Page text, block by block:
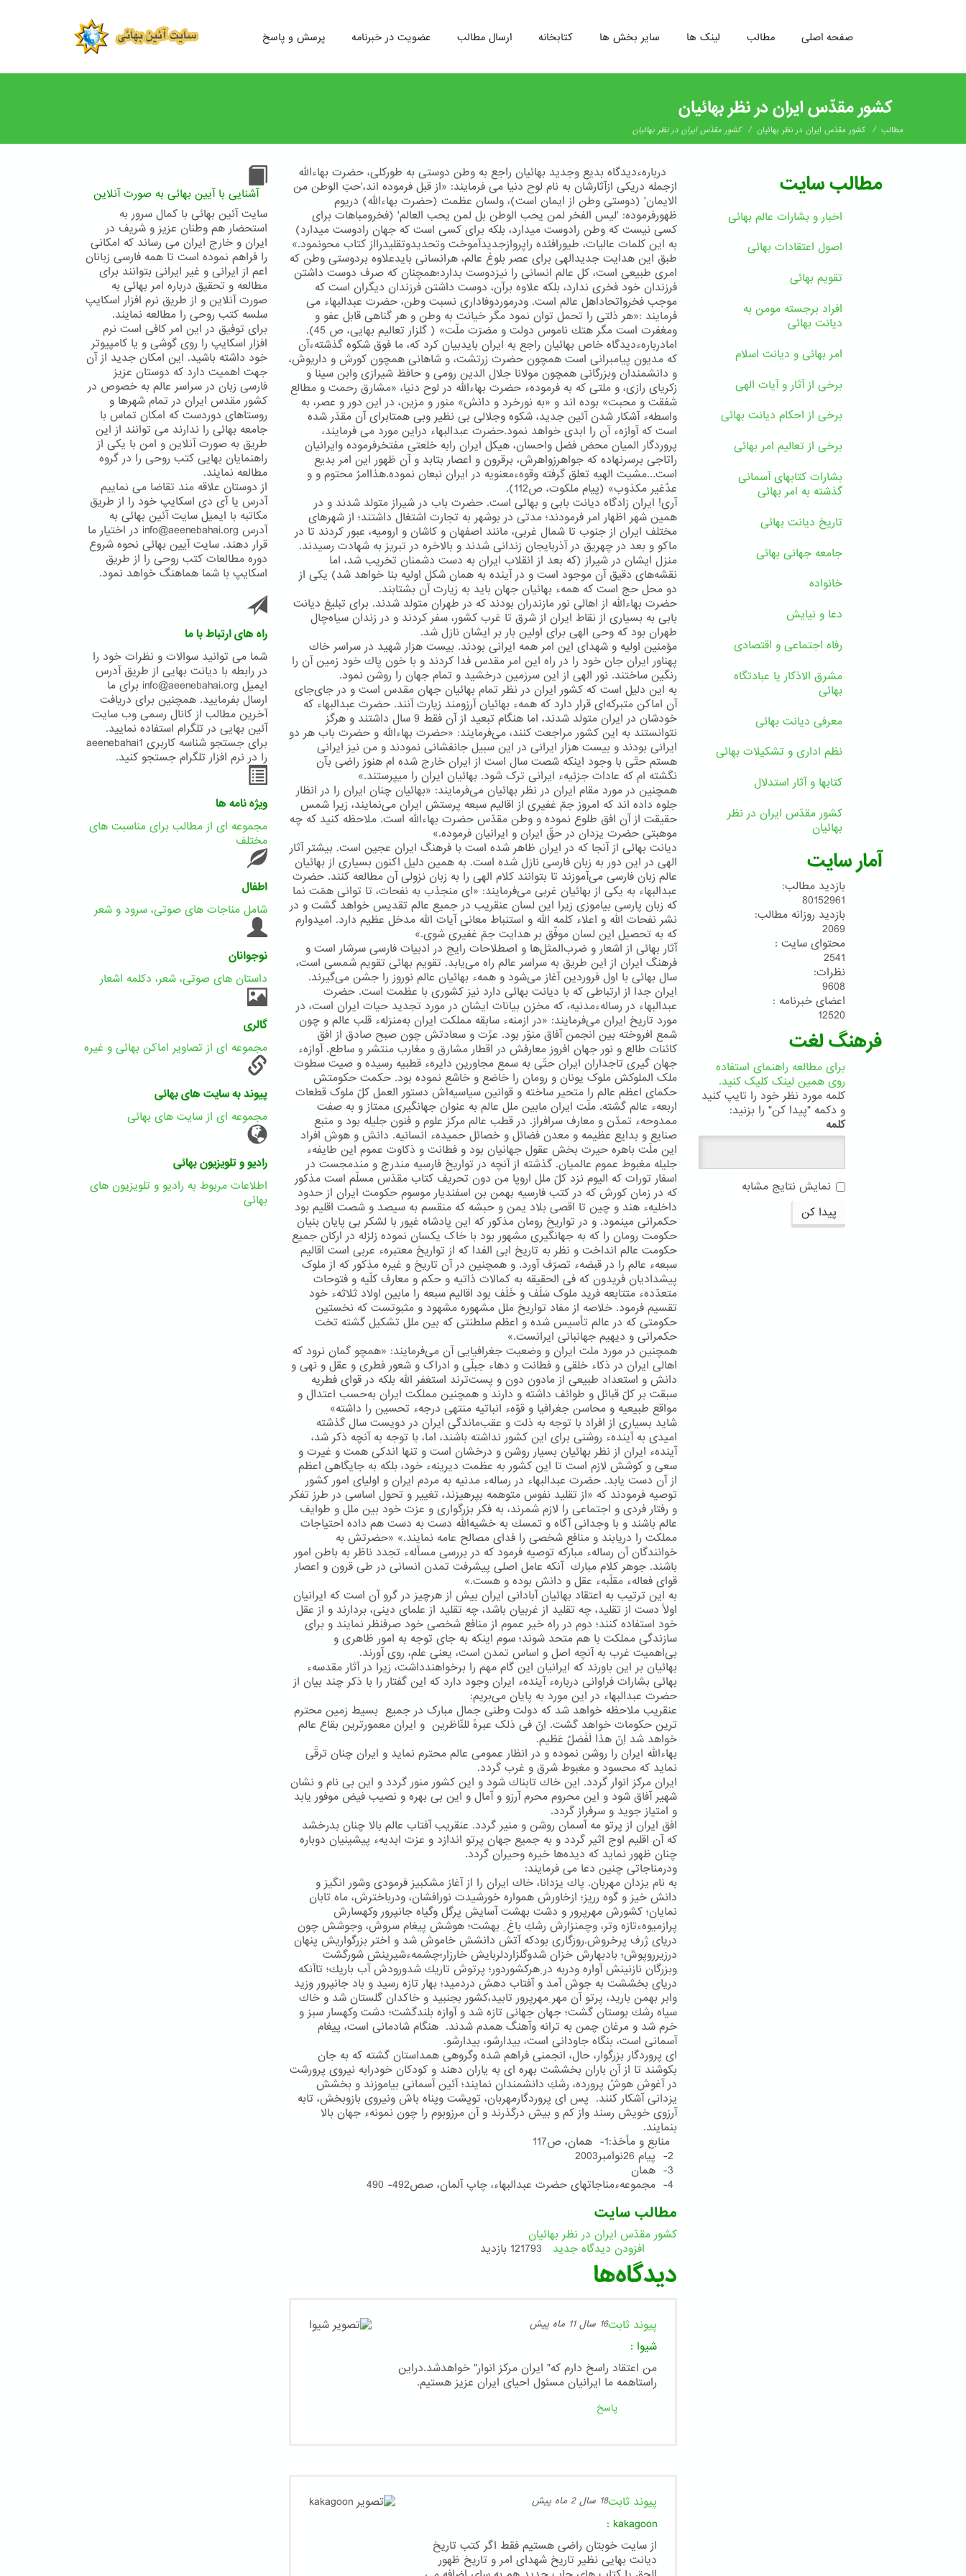
رفتن
پرسش و پاسخ عضویت در خبرنامه ارسال مطالب کتابخانه سایر بخش ها لینک ها مطالب صفحه اصلی
کشور مقدّس ایران در نظر بهائیان
مطالب / کشور مقدّس ایران در نظر بهائیان / کشور مقدّس ایران در نظر بهائیان
دربارهءدیدگاه بدیع وجدید بهائیان راجع به وطن دوستی به طوركلی، حضرت بهاءالله
ازجمله دریكی ازآثارشان به نام لوح دنیا می فرمایند: «از قبل فرموده اند،'حبّ الوطن من
الایمان' (دوستی وطن از ایمان است)، ولسان عظمت (حضرت بهاءالله) دریوم
ظهورفرموده: 'لیس الفخر لمن یحب الوطن بل لمن یحب العالم' (فخرومباهات برای
کسی نیست که وطن رادوست میدارد، بلکه برای کسی است که جهان رادوست میدارد)
به این كلمات عالیات، طیورافئده راپروازجدیدآموخت وتحدیدوتقلیدرااز كتاب محونمود.»
طبق این هدایت جدیدالهی برای عصر بلوغ عالم، هرانسانی بایدعلاوه بردوستی وطن كه
امری طبیعی است، كل عالم انسانی را نیزدوست بدارد؛همچنان كه صرف دوست داشتن
فرزندان خود فخری ندارد، بلكه علاوه برآن، دوست داشتن فرزندان دیگران است كه
موجب فخرواتحاداهل عالم است. ودرموردوفاداری نسبت وطن، حضرت عبدالبهاء می
فرمایند :«هر ذلتی را تحمل توان نمود مگر خیانت به وطن و هر گناهی قابل عفو و
ومغفرت است مگر هتك ناموس دولت و مضرّت ملّت» ( گلزار تعالیم بهایی، ص 45).
امادربارهءدیدگاه خاص بهائیان راجع به ایران بایدبیان كرد كه، ما فوق شكوه گذشتهءآن
كه مدیون پیامبرانی است همچون حضرت زرتشت، و شاهانی همچون كورش و داریوش،
و دانشمندان وبزرگانی همچون مولانا جلال الدین رومی و حافظ شیرازی وابن سینا و
زكریای رازی، و ملتی كه به فرمودهء حضرت بهاءالله در لوح دنیا، «مشارق رحمت و مطالع
شفقت و محبت» بوده اند و «به نورخرد و دانش» منور و مزین، در این دور و عصر، به
واسطهء آشكار شدن آئین جدید، شكوه وجلالی بی نظیر وبی همتابرای آن مقدّر شده
است كه آوازهء آن را ابدی خواهد نمود.حضرت عبدالبهاء دراین مورد می فرمایند،
پروردگار المیان محض فضل واحسان، هیكل ایران رابه خلعتی مفتخرفرموده وایرانیان
راتاجی برسرنهاده كه جواهرزواهرش، برقرون و اعصار بتابد و آن ظهور این امر بدیع
است...مشیت الهیه تعلق گرفته وقوهءمعنویه در ایران نبعان نموده.هذاامرٌ محتوم و و
عدٌغیر مكذوب» (پیام ملكوت، ص112).
آری! ایران زادگاه دیانت بابی و بهائی است. حضرت باب در شیراز متولد شدند و در
همین شهر اظهار امر فرمودند؛ مدتی در بوشهر به تجارت اشتغال داشتند؛ از شهرهای
مختلف ایران از جنوب تا شمال غربی، مانند اصفهان و كاشان و ارومیه، عبور كردند تا در
ماكو و بعد در چهریق در آذربایجان زندانی شدند و بالاخره در تبریز به شهادت رسیدند.
منزل ایشان در شیراز (كه بعد از انقلاب ایران به دست دشمنان تخریب شد، اما
نقشه‌های دقیق آن موجود است و در آینده به همان شكل اولیه بنا خواهد شد) یكی از
دو محل حج است كه همهء بهائیان جهان باید به زیارت آن بشتابند.
حضرت بهاءالله از اهالی نور مازندران بودند كه در طهران متولد شدند. برای تبلیغ دیانت
بابی به بسیاری از نقاط ایران از شرق تا غرب كشور، سفر كردند و در زندان سیاه‌چال
طهران بود كه وحی الهی برای اولین بار بر ایشان نازل شد.
مؤمنین اولیه و شهدای این امر همه ایرانی بودند. بیست هزار شهید در سراسر خاك
پهناور ایران جان خود را در راه این امر مقدس فدا كردند و با خون پاك خود زمین آن را
رنگین ساختند. نور الهی از این سرزمین درخشید و تمام جهان را روشن نمود.
به این دلیل است كه كشور ایران در نظر تمام بهائیان جهان مقدس است و در جای‌جای
آن اماكن متبركه‌ای قرار دارد كه همهء بهائیان آرزومند زیارت آنند. حضرت عبدالبهاء كه
خودشان در ایران متولد شدند، اما هنگام تبعید از آن فقط 9 سال داشتند و هرگز
نتوانستند به این كشور مراجعت كنند، می‌فرمایند: «حضرت بهاءالله و حضرت باب هر دو
ایرانی بودند و بیست هزار ایرانی در این سبیل جانفشانی نمودند و من نیز ایرانی
هستم حتّی با وجود اینکه شصت سال است از ایران خارج شده ام هنوز راضی بآن
نگشته ام که عادات جزئیهء ایرانی ترک شود. بهائیان ایران را میپرستند.»
همچنین در مورد مقام ایران در نظر بهائیان می‌فرمایند: «بهائیان چنان ایران را در انظار
جلوه داده اند که امروز جمّ غفیری از اقالیم سبعه پرستش ایران می‌نمایند، زیرا شمس
حقیقت از آن افق طلوع نموده و وطن مقدّس حضرت بهاءالله است. ملاحظه کنید که چه
موهبتی حضرت یزدان در حقّ ایران و ایرانیان فرموده.»
دیانت بهائی از آنجا كه در ایران ظاهر شده است با فرهنگ ایران عجین است. بیشتر آثار
الهی در این دور به زبان فارسی نازل شده است. به همین دلیل اكنون بسیاری از بهائیان
عالم زبان فارسی می‌آموزند تا بتوانند كلام الهی را به زبان نزولی آن مطالعه كنند. حضرت
عبدالبهاء به یكی از بهائیان غربی می‌فرمایند: «ای منجذب به نفحات، تا توانی همّت نما
که زبان پارسی بیاموزی زیرا این لسان عنقریب در جمیع عالم تقدیس خواهد گشت و در
نشر نفحات الله و اعلاء کلمه الله و استنباط معانی آیات الله مدخل عظیم دارد. امیدوارم
که به تحصیل این لسان موفّق بر هدایت جمّ غفیری شوی.»
آثار بهائی از اشعار و ضرب‌المثل‌ها و اصطلاحات رایج در ادبیات فارسی سرشار است و
فرهنگ ایران از این طریق به سراسر عالم راه می‌یابد. تقویم بهائی تقویم شمسی است،
سال بهائی با اول فروردین آغاز می‌شود و همهء بهائیان عالم نوروز را جشن می‌گیرند.
ایران جدا از ارتباطی كه با دیانت بهائی دارد نیز كشوری با عظمت است. حضرت
عبدالبهاء در رسالهءمدنیه، كه مخزن بیانات ایشان در مورد تجدید حیات ایران است، در
مورد تاریخ ایران می‌فرمایند: «در ازمنهء سابقه مملکت ایران به‌منزلهء قلب عالم و چون
شمع افروخته بین انجمن آفاق منوّر بود. عزّت و سعادتش چون صبح صادق از افق
کائنات طالع و نور جهان افروز معارفش در اقطار مشارق و مغارب منتشر و ساطع. آوازهء
جهان گیری تاجداران ایران حتّی به سمع مجاورین دایرهء قطبیه رسیده و صیت سطوت
ملک الملوکش ملوک یونان و رومان را خاضع و خاشع نموده بود. حکمت حکومتش
حکمای اعظم عالم را متحیر ساخته و قوانین سیاسیه‌اش دستور العمل کلّ ملوک قطعات
اربعهء عالم گشته. ملّت ایران مابین ملل عالم به عنوان جهانگیری ممتاز و به صفت
ممدوحهء تمدّن و معارف سرافراز. در قطب عالم مرکز علوم و فنون جلیله بود و منبع
صنایع و بدایع عظیمه و معدن فضائل و خصائل حمیدهء انسانیه. دانش و هوش افراد
این ملّت باهره حیرت بخش عقول جهانیان بود و فطانت و ذکاوت عموم این طایفهء
جلیله مغبوط عموم عالمیان. گذشته از آنچه در تواریخ فارسیه مندرج و مندمجست در
اسفار تورات که الیوم نزد کلّ ملل اروپا من دون تحریف کتاب مقدّس مسلّم است مذکور
که در زمان کورش که در کتب فارسیه بهمن بن اسفندیار موسوم حکومت ایران از حدود
داخلیهء هند و چین تا اقصی بلاد یمن و حبشه که منقسم به سیصد و شصت اقلیم بود
حکمرانی مینمود. و در تواریخ رومان مذکور که این پادشاه غیور با لشکر بی پایان بنیان
حکومت رومان را که به جهانگیری مشهور بود با خاک یکسان نموده زلزله در ارکان جمیع
حکومت عالم انداخت و نظر به تاریخ ابی الفدا که از تواریخ معتبرهء عربی است اقالیم
سبعهء عالم را در قبضهء تصرّف آورد. و همچنین در آن تاریخ و غیره مذکور که از ملوک
پیشدادیان فریدون که فی الحقیقه به کمالات ذاتیه و حکم و معارف کلّیه و فتوحات
متعدّدهء متتابعه فرید ملوک سَلَف و خَلَف بود اقالیم سبعه را مابین اولاد ثلاثهء خود
تقسیم فرمود. خلاصه از مفاد تواریخ ملل مشهوره مشهود و مثبوتست که نخستین
حکومتی که در عالم تأسیس شده و اعظم سلطنتی که بین ملل تشکیل گشته تخت
حکمرانی و دیهیم جهانبانی ایرانست.»
همچنین در مورد ملت ایران و وضعیت جغرافیایی آن می‌فرمایند: «همچو گمان نرود که
اهالی ایران در ذکاء خلقی و فطانت و دهاء جبلّی و ادراک و شعور فطری و عقل و نهی و
دانش و استعداد طبیعی از مادون دون و پست‌ترند استغفر اللّه بلکه در قوای فطریه
سبقت بر کلّ قبائل و طوائف داشته و دارند و همچنین مملکت ایران به‌حسب اعتدال و
مواقع طبیعیه و محاسن جغرافیا و قوّهء انباتیه منتهی درجهء تحسین را داشته»
شاید بسیاری از افراد با توجه به ذلت و عقب‌ماندگی ایران در دویست سال گذشته
امیدی به آیندهء روشنی برای این كشور نداشته باشند، اما، با توجه به آنچه ذكر شد،
آیندهء ایران از نظر بهائیان بسیار روشن و درخشان است و تنها اندكی همت و غیرت و
سعی و كوشش لازم است تا این كشور به عظمت دیرینهء خود، بلكه به جایگاهی اعظم
از آن دست یابد. حضرت عبدالبهاء در رسالهء مدنیه به مردم ایران و اولیای امور كشور
توصیه فرمودند كه «از تقلید نفوس متوهمه بپرهیزند، تغییر و تحول اساسی در طرز تفكر
و رفتار فردی و اجتماعی را لازم شمرند، به فكر بزرگواری و عزت خود بین ملل و طوایف
عالم باشند و با وجدانی آگاه و تمسك به خشیه‌الله دست به دست هم داده احتیاجات
مملكت را دریابند و منافع شخصی را فدای مصالح عامه نمایند.» «حضرتش به
خوانندگان آن رسالهء مباركه توصیه فرمود كه در بررسی مسألهء تجدد ناظر به باطن امور
باشند. جوهر كلام مبارك آنكه عامل اصلی پیشرفت تمدن انسانی در طی قرون و اعصار
قوای فعالهء مقلّبهء عقل و دانش بوده و هست.»
به این ترتیب به اعتقاد بهائیان آبادانی ایران بیش از هرچیز در گرو آن است كه ایرانیان
اولاً دست از تقلید، چه تقلید از غربیان باشد، چه تقلید از علمای دینی، بردارند و از عقل
خود استفاده كنند؛ دوم در راه خیر عموم از منافع شخصی خود صرفنظر نمایند و برای
سازندگی مملكت با هم متحد شوند؛ سوم اینكه به جای توجه به امور ظاهری و
بی‌اهمیت غرب به آنچه اصل و اساس تمدن است، یعنی علم، روی آورند.
بهائیان بر این باورند كه ایرانیان این گام مهم را برخواهندداشت، زیرا در آثار مقدسهء
بهائی بشارات فراوانی دربارهء آیندهء ایران وجود دارد كه این گفتار را با ذكر چند بیان از
حضرت عبدالبهاء در این مورد به پایان می‌بریم:
عنقریب ملاحظه خواهد شد که دولت وطنی جمال مبارک در جمیع بسیط زمین محترم
ترین حکومات خواهد گشت. اِنّ فی ذلک عبرهً للنّاظرین و ایران معمورترین بقاع عالم
خواهد شد اِنّ هذا لَفَضلٌ عَظیم.
بهاءالله ایران را روشن نموده و در انظار عمومی عالم محترم نماید و ایران چنان ترقّی
نماید که محسود و مغبوط شرق و غرب گردد.
ایران مركز انوار گردد. این خاك تابناك شود و این كشور منور گردد و این بی نام و نشان
شهیر آفاق شود و این محروم محرم آرزو و آمال و این بی بهره و نصیب فیض موفور یابد
و امتیاز جوید و سرفراز گردد.
افق ایران از پرتو مه آسمان روشن و منیر گردد. عنقریب آفتاب عالم بالا چنان بدرخشد
كه آن اقلیم اوج اثیر گردد و به جمیع جهان پرتو اندازد و عزت ابدیهء پیشینیان دوباره
چنان ظهور نماید كه دیده‌ها خیره وحیران گردد.
ودرمناجاتی چنین دعا می فرمایند:
به نام یزدان مهربان. پاك یزدانا، خاك ایران را از آغاز مشكبیز فرمودی وشور انگیز و
دانش خیز و گوه رریز؛ ازخاورش همواره خورشیدت نورافشان، ودرباخترش، ماه تابان
نمایان؛ كشورش مهرپرور و دشت بهشت آسایش پرگل وگیاه جانپرور وكهسارش
پرازمیوهءتازه وتر، وچمنزارش رشكِ باغ ِ بهشت؛ هوشش پیغام سروش، وجوشش چون
دریای ژرف پرخروش.روزگاری بودكه آتش دانشش خاموش شد و اختر بزرگواریش پنهان
درزیرروپوش؛ بادبهارش خزان شدوگلزاردلربایش خارزار؛چشمهءشیرینش شورگشت
وبزرگان نازنینش آواره ودربه در ِهركشوردور؛ پرتوش تاریك شدورودش آب باریك؛ تاآنكه
دریای بخششت به جوش آمد و آفتاب دهش دردمید؛ بهار تازه رسید و باد جانپرور وزید
وابر بهمن بارید، پرتو آن مهر ِمهرپرور تابید،كشور بجنبید و خاكدان گلستان شد و خاك
سیاه رشك بوستان گشت؛ جهان جهانی تازه شد و آوازه بلندگشت؛ دشت وكهسار سبز و
خرم شد و مرغان چمن به ترانه وآهنگ همدم شدند. هنگام شادمانی است، پیغام
آسمانی است، بنگاه جاودانی است، بیدارشو، بیدارشو.
ای پروردگار بزرگوار، حال، انجمنی فراهم شده وگروهی همداستان گشته كه به جان
بكوشند تا از آن باران بخششت بهره ای به یاران دهند و كودكان خودرابه نیروی پرورشت
در آغوش هوشْ پرورده، رشكِ دانشمندان نمایند؛ آئین آسمانی بیاموزند و بخشش
یزدانی آشكار كنند. پس ای پروردگارمهربان، توپشت وپناه باش ونیروی بازوبخش، تابه
آرزوی خویش رسند واز كم و بیش درگذرند و آن مرزوبوم را چون نمونهء جهان بالا
بنمایند.
منابع و مأخذ:1- همان، ص117
مطالب سایت
کشور مقدّس ایران در نظر بهائیان
افزودن دیدگاه جدید
121793 بازدید
دیدگاه‌ها
پیوند ثابت16 سال 11 ماه پیش
شیوا :
من اعتقاد راسخ دارم که" ایران مرکز انوار" خواهدشد.دراین
راستاهمه ما ایرانیان مسئول احیای ایران عزیز هستیم.
پاسخ
پیوند ثابت18 سال 2 ماه پیش
kakagoon
:
از سایت خوبتان راضی هستیم فقط اگر کتب تاریخ
دیانت بهایی نظیر تاریخ شهدای امر و تاریخ ظهور
آشنایی با آیین بهائی به صورت آنلاین
سایت آئین بهائی با کمال سرور به
استحضار هم وطنان عزیز و شریف در
ایران و خارج ایران می رساند که امکانی
را فراهم نموده است تا همه فارسی زبانان
اعم از ایرانی و غیر ایرانی بتوانند برای
مطالعه و تحقیق درباره امر بهائی به
صورت آنلاین و از طریق نرم افزار اسکایپ
سلسه کتب روحی را مطالعه نمایند.
برای توفیق در این امر کافی است نرم
افزار اسکایپ را روی گوشی و یا کامپیوتر
خود داشته باشید. این امکان جدید از آن
جهت اهمیت دارد که دوستان عزیز
فارسی زبان در سراسر عالم به خصوص در
کشور مقدس ایران در تمام شهرها و
روستاهای دوردست که امکان تماس با
جامعه بهائی را ندارند می توانند از این
طریق به صورت آنلاین و امن با یکی از
راهنمایان بهایی کتب روحی را در گروه
مطالعه نمایند.
از دوستان علاقه مند تقاضا می نماییم
آدرس یا آی دی اسکایپ خود را از طریق
مکاتبه با ایمیل سایت آئین بهائی به
آدرس info@aeenebahai.org در اختیار ما
قرار دهند. سایت آیین بهائی نحوه شروع
دوره مطالعات کتب روحی را از طریق
اسکایپ با شما هماهنگ خواهد نمود.
راه های ارتباط با ما
شما می توانید سوالات و نظرات خود را
در رابطه با دیانت بهایی از طریق آدرس
ایمیل info@aeenebahai.org برای ما
ارسال بفرمایید. همچنین برای دریافت
آخرین مطالب از کانال رسمی وب سایت
آئین بهایی در تلگرام استفاده نمایید.
برای جستجو شناسه کاربری aeenebahai1
را در نرم افزار تلگرام جستجو کنید.
ویژه نامه ها
مجموعه ای از مطالب برای مناسبت های
مختلف
اطفال
شامل مناجات های صوتی، سرود و شعر
نوجوانان
داستان های صوتی، شعر، دکلمه اشعار
گالری
مجموعه ای از تصاویر اماکن بهائی و غیره
پیوند به سایت های بهائی
مجموعه ای از سایت های بهائی
رادیو و تلویزیون بهائی
اطلاعات مربوط به رادیو و تلویزیون های
بهائی
مطالب سایت
اخبار و بشارات عالم بهائى
اصول اعتقادات بهائی
تقویم بهائی
افراد برجسته مومن به
دیانت بهائی
امر بهائی و دیانت اسلام
برخی از آثار و آیات الهی
برخی از احکام دیانت بهائی
برخی از تعالیم امر بهائی
بشارات کتابهای آسمانی
گذشته به امر بهائی
تاریخ دیانت بهائی
جامعه جهانی بهائی
خانواده
دعا و نیایش
رفاه اجتماعی و اقتصادی
مشرق الاذکار یا عبادتگاه
بهائی
معرفی دیانت بهائی
نظم اداری و تشکیلات بهائی
کتابها و آثار استدلال
کشور مقدّس ایران در نظر
بهائیان
آمار سایت
بازدید مطالب:
80152961
بازدید روزانه مطالب:
2069
محتوای سایت :
2541
نظرات:
9608
اعضای خبرنامه :
12520
فرهنگ لغت
برای مطالعه راهنمای استفاده
روی همین لینک کلیک کنید.
کلمه مورد نظر خود را تایپ کنید
و دکمه "پیدا کن" را بزنید:
کلمه
نمایش نتایج مشابه
پیدا کن